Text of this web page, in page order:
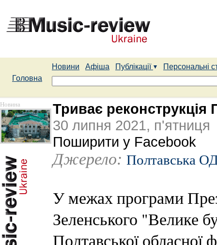
Новини Афіша Публікації
Персональні
Головна
Новина
Триває реконструкція
30 липня 2021, п'ятниця
Поширити у Facebook
Джерело: Полтавська
У межах програми
Зеленського "Велике
Полтавської обласної